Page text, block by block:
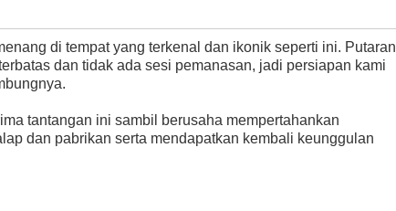
di tempat yang terkenal dan ikonik seperti ini. Putaran
dan tidak ada sesi pemanasan, jadi persiapan kami
tantangan ini sambil berusaha mempertahankan
dan pabrikan serta mendapatkan kembali keunggulan